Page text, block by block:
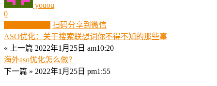
youou
0
扫码分享到微信
ASO优化：关于搜索联想词你不得不知的那些事
« 上一篇 2022年1月25日 am10:20
海外aso优化怎么做？
下一篇 » 2022年1月25日 pm1:55